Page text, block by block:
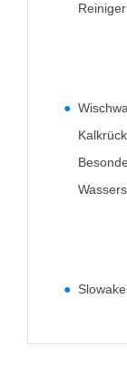
Reiniger